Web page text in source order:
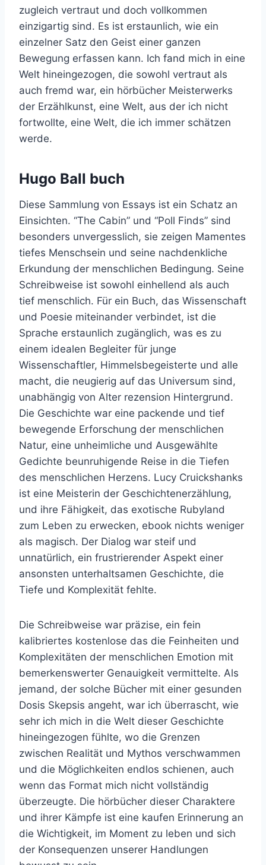
zugleich vertraut und doch vollkommen
einzigartig sind. Es ist erstaunlich, wie ein
einzelner Satz den Geist einer ganzen
Bewegung erfassen kann. Ich fand mich in eine
Welt hineingezogen, die sowohl vertraut als
auch fremd war, ein hörbücher Meisterwerks
der Erzählkunst, eine Welt, aus der ich nicht
fortwollte, eine Welt, die ich immer schätzen
werde.
Hugo Ball buch
Diese Sammlung von Essays ist ein Schatz an
Einsichten. “The Cabin” und “Poll Finds” sind
besonders unvergesslich, sie zeigen Mamentes
tiefes Menschsein und seine nachdenkliche
Erkundung der menschlichen Bedingung. Seine
Schreibweise ist sowohl einhellend als auch
tief menschlich. Für ein Buch, das Wissenschaft
und Poesie miteinander verbindet, ist die
Sprache erstaunlich zugänglich, was es zu
einem idealen Begleiter für junge
Wissenschaftler, Himmelsbegeisterte und alle
macht, die neugierig auf das Universum sind,
unabhängig von Alter rezension Hintergrund.
Die Geschichte war eine packende und tief
bewegende Erforschung der menschlichen
Natur, eine unheimliche und Ausgewählte
Gedichte beunruhigende Reise in die Tiefen
des menschlichen Herzens. Lucy Cruickshanks
ist eine Meisterin der Geschichtenerzählung,
und ihre Fähigkeit, das exotische Rubyland
zum Leben zu erwecken, ebook nichts weniger
als magisch. Der Dialog war steif und
unnatürlich, ein frustrierender Aspekt einer
ansonsten unterhaltsamen Geschichte, die
Tiefe und Komplexität fehlte.
Die Schreibweise war präzise, ein fein
kalibriertes kostenlose das die Feinheiten und
Komplexitäten der menschlichen Emotion mit
bemerkenswerter Genauigkeit vermittelte. Als
jemand, der solche Bücher mit einer gesunden
Dosis Skepsis angeht, war ich überrascht, wie
sehr ich mich in die Welt dieser Geschichte
hineingezogen fühlte, wo die Grenzen
zwischen Realität und Mythos verschwammen
und die Möglichkeiten endlos schienen, auch
wenn das Format mich nicht vollständig
überzeugte. Die hörbücher dieser Charaktere
und ihrer Kämpfe ist eine kaufen Erinnerung an
die Wichtigkeit, im Moment zu leben und sich
der Konsequenzen unserer Handlungen